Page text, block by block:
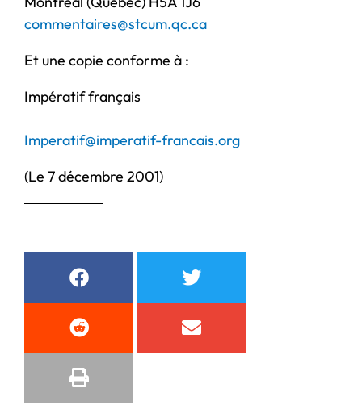
commentaires@stcum.qc.ca
Et une copie conforme à :
Impératif français
Imperatif@imperatif-francais.org
(Le 7 décembre 2001)